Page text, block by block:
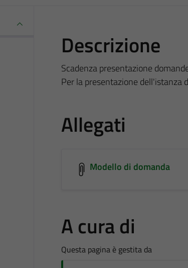
Descrizione
Scadenza presentazione
Per la presentazione dell'istanza
Allegati
Modello di domanda
A cura di
Questa pagina è gestita da